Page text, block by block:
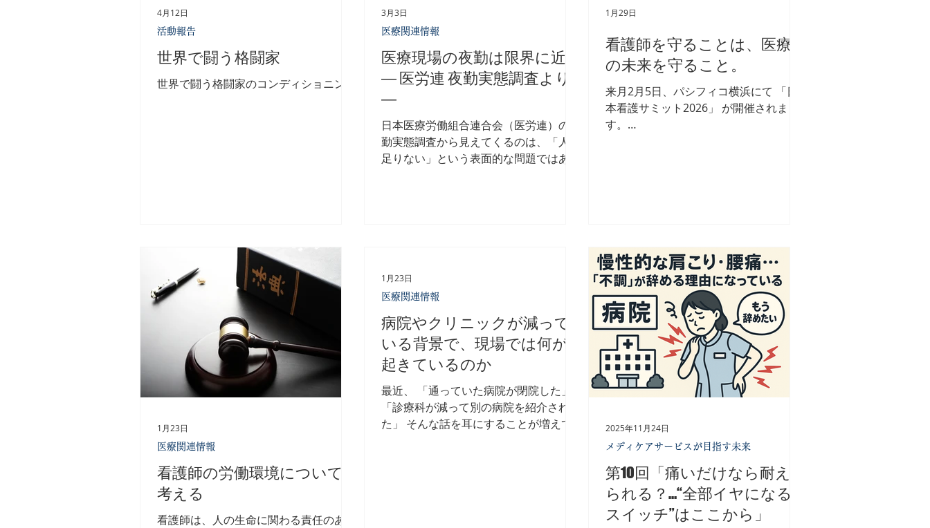
法人向けの取り組みとしても、プレゼン
ティーイズム対策や職場環境の改善、離
いきます。 引き続き、現場に寄り添い
ながら「働き続けられる環境づくり」に
貢献していきます。
の視点を持つセラピストの育成に取り組
んでいます。 不調が出てから対応する
のではなく、不調が出る前のサインに気
づけること。 そして、 その人の生活や
背景まで含めて関わる こと。 それがで
きるセラピストが増え
位！ 課題はシンプルです。 自分で 気づ
きにくい 周りも 気づきにくい 、でも確
実に削られている だから必要なのは気
づく仕組みと整える習慣 個人任せでは
限界があります 次回は「話せないスト
レス」がどう離職につながるのかを解説
します
世界で闘う格闘家
世界で闘う格闘家のコンディショニング
活動報告
4月12日
医療現場の夜勤は限界に近い
― 医労連 夜勤実態調査より
―
日本医療労働組合連合会（医労連）の夜
勤実態調査から見えてくるのは、「人が
足りない」という表面的な問題ではあり
も多く、 慢性的な疲労が蓄積 していま
す。 特にICUなどの重症部門では夜勤回
大きい状況です。 その結果、人員不足↓
長時間夜勤↓疲労蓄積↓離職↓さらに人員
不足という負の循環が起きています。
これは個人の努力や根性の問題ではあり
ません。 構造の問題 です。 医療従事者
が笑顔で働き続けるためには、「人数を
増やす」だけでなく、 回復できる仕組
医療関連情報
3月3日
看護師を守ることは、医療
の未来を守ること。
来月2月5日、パシフィコ横浜にて 「日
本看護サミット2026」 が開催されま
す。
しない。 休職や離職が後を絶たない。
これは個人の努力不足ではなく、 医療
機関そのものの経営リスクへと直結して
います。 看護師のウェルビーイングと
は、 心身の不調を我慢させることでは
ありません。 不調が起きてから対処す
るのでもありません。 不調が起きる前
に支える視点を、 組織として持ててい
るかどうか。 看護師が疲弊すれば、 医
す。 一方で、 看護師が安心して働ける
職場では、 患者満足度も、経営の安定
性も高まります。 だからこそ、 福利厚
生や産業保健は「コスト」ではなく 未
来への投資です。 日本看護サミット
2026で語られているの
1月29日
看護師の労働環境について
考える
看護師は、人の生命に関わる責任のある
医療関連情報
1月23日
病院やクリニックが減って
いる背景で、現場では何が
起きているのか
最近、 「通っていた病院が閉院した」
「診療科が減って別の病院を紹介され
た」 そんな話を耳にすることが増えて
医療関連情報
1月23日
第10回「痛いだけなら耐え
られる？…“全部イヤになる
スイッチ”はここから」
メディケアサービスが目指す未来
2025年11月24日